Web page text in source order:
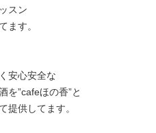
スン
ます。
安心安全な
を”cafeほの香”と
提供してます。